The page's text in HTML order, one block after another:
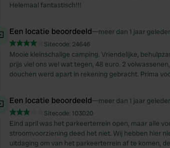
Helemaal fantastisch!!!
Een locatie beoordeeld—meer dan 1 jaar
Sitecode: 24646
Mooie kleinschalige camping. Vriendelijke,
prijs viel ons wel wat tegen, 48 euro. 2
douchen werd apart in rekening gebracht. Prima
Een locatie beoordeeld—meer dan 1 jaar
Sitecode: 103020
Eind april was het parkeerterrein open, maar alle
stroomvoorziening deed het niet. Wij hebben hier
uitdaging om van het parkeerterrein af te komen,